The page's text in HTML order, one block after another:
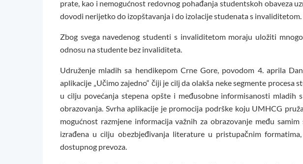
prate, kao i nemogućnost redovnog pohađanja studentskoh obaveza
dovodi nerijetko do izopštavanja i do izolacije studenata s invaliditetom.
Zbog svega navedenog studenti s invaliditetom moraju uložiti
odnosu na studente bez invaliditeta.
Udruženje mladih sa hendikepom Crne Gore, povodom 4. aprila
aplikacije „Učimo zajedno“ čiji je cilj da olakša neke segmente procesa
u cilju povećanja stepena opšte i međusobne informisanosti mladih
obrazovanja. Svrha aplikacije je promocija podrške koju UMHCG
mogućnost razmjene informacija važnih za obrazovanje među
izrađena u cilju obezbjeđivanja literature u pristupačnim
dostupnog prevoza.